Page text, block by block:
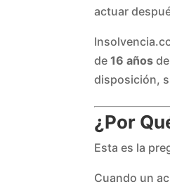
actuar
de16 años
disposición,
¿Por
Esta es la
Cuando un